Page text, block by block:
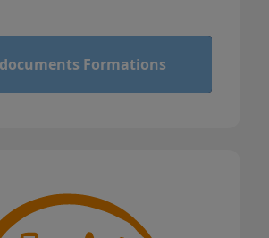
Formations